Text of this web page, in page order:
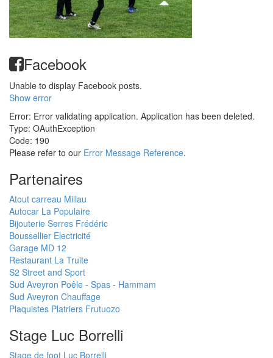
Facebook
Unable to display Facebook posts.
Show error
Error: Error validating application. Application has been deleted.
Type: OAuthException
Code: 190
Please refer to our Error Message Reference.
Partenaires
Atout carreau Millau
Autocar La Populaire
Bijouterie Serres Frédéric
Boussellier Electricité
Garage MD 12
Restaurant La Truite
S2 Street and Sport
Sud Aveyron Poêle - Spas - Hammam
Sud Aveyron Chauffage
Plaquistes Platriers Frutuozo
Stage Luc Borrelli
Stage de foot Luc Borrelli